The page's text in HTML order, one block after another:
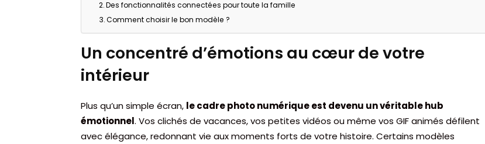
Des fonctionnalités connectées pour toute la famille
Comment choisir le bon modèle ?
Un concentré d’émotions au cœur de votre
intérieur
Plus qu’un simple écran, le cadre photo numérique est devenu un véritable hub
émotionnel. Vos clichés de vacances, vos petites vidéos ou même vos GIF animés défilent
avec élégance, redonnant vie aux moments forts de votre histoire. Certains modèles